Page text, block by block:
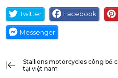
Twitter Facebook
Messenger
stallions motorcycles công bố chính thức giá bán các dòng xe
tại việt nam